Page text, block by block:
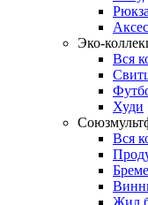
Эко-
Вся
Худи
Вся
Жил